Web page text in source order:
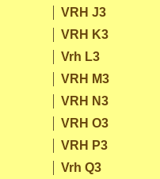
VRH J3
VRH K3
Vrh L3
VRH M3
VRH N3
VRH O3
VRH P3
Vrh Q3